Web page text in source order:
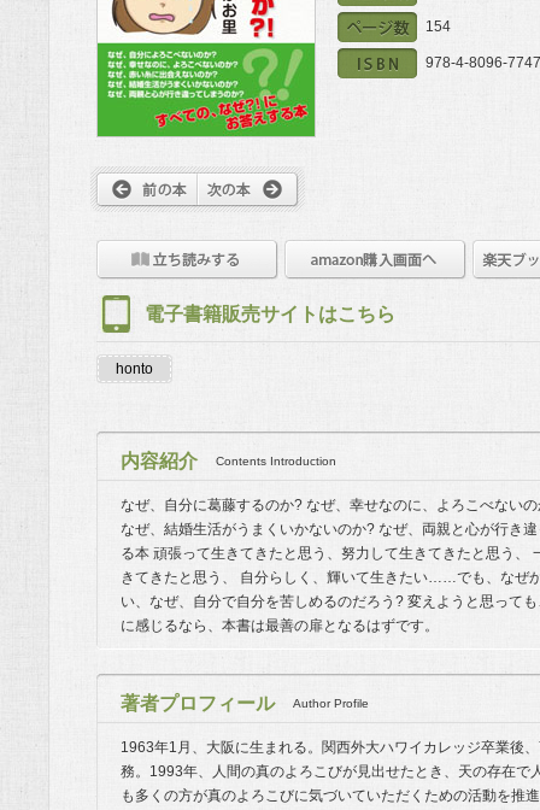
154
978-4-8096-
電子書籍販売サイトはこちら
honto
内容紹介 Contents Introduction
なぜ、自分に葛藤するのか? なぜ、幸せなのに、よろこべない
なぜ、結婚生活がうまくいかないのか? なぜ、両親と心が行き
る本 頑張って生きてきたと思う、努力して生きてきたと思う、
きてきたと思う、 自分らしく、輝いて生きたい……でも、なぜ
い、なぜ、自分で自分を苦しめるのだろう? 変えようと思って
に感じるなら、本書は最善の扉となるはずです。
著者プロフィール Author Profile
1963年1月、大阪に生まれる。関西外大ハワイカレッジ卒業後
務。1993年、人間の真のよろこびが見出せたとき、天の存在で
も多くの方が真のよろこびに気づいていただくための活動を推